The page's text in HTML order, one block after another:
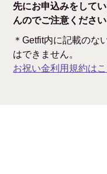
先にお申込みをして
んのでご注意ください
＊Getfit内に記載のな
はできません。
お祝い金利用規約は